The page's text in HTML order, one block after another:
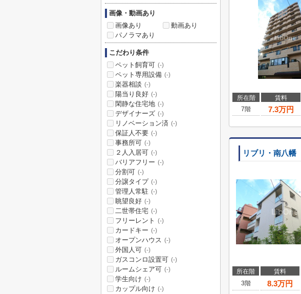
所在階 賃料
7階
7.3万円
リブリ・南八幡
所在階 賃料
3階
8.3万円
画像・動画あり
画像あり
動画あり
パノラマあり
こだわり条件
ペット飼育可 (-)
ペット専用設備 (-)
楽器相談 (-)
陽当り良好 (-)
閑静な住宅地 (-)
デザイナーズ (-)
リノベーション済 (-)
保証人不要 (-)
事務所可 (-)
２人入居可 (-)
バリアフリー (-)
分割可 (-)
分譲タイプ (-)
管理人常駐 (-)
眺望良好 (-)
二世帯住宅 (-)
フリーレント (-)
カードキー (-)
オープンハウス (-)
外国人可 (-)
ガスコンロ設置可 (-)
ルームシェア可 (-)
学生向け (-)
カップル向け (-)